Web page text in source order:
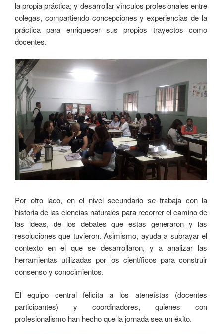
la propia práctica; y desarrollar vínculos profesionales entre
colegas, compartiendo concepciones y experiencias de la
práctica para enriquecer sus propios trayectos como
docentes.
Por otro lado, en el nivel secundario se trabaja con la
historia de las ciencias naturales para recorrer el camino de
las ideas, de los debates que estas generaron y las
resoluciones que tuvieron. Asimismo, ayuda a subrayar el
contexto en el que se desarrollaron, y a analizar las
herramientas utilizadas por los científicos para construir
consenso y conocimientos.
El equipo central felicita a los ateneístas (docentes
participantes) y coordinadores, quienes con
profesionalismo han hecho que la jornada sea un éxito.